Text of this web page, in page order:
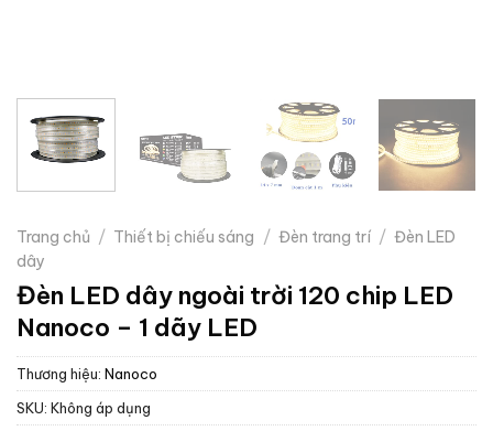
Trang chủ / Thiết bị chiếu sáng / Đèn trang trí / Đèn LED
dây
Đèn LED dây ngoài trời 120 chip LED
Nanoco – 1 dãy LED
Thương hiệu: Nanoco
SKU: Không áp dụng